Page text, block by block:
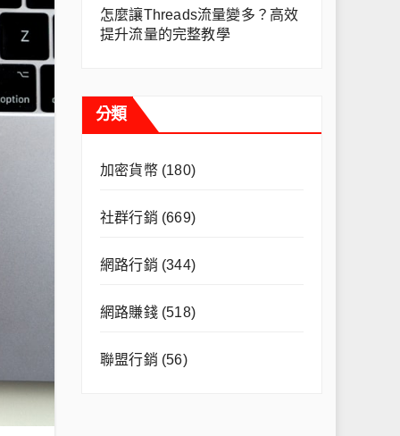
怎麼讓Threads流量變多？高效
提升流量的完整教學
分類
加密貨幣(180)
社群行銷 (669)
網路行銷 (344)
網路賺錢(518)
聯盟行銷 (56)